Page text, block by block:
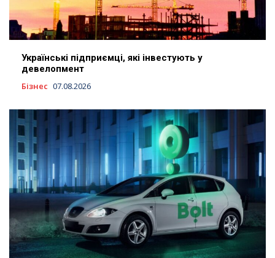
Українські підприємці, які інвестують у
девелопмент
Бізнес 07.08.2026